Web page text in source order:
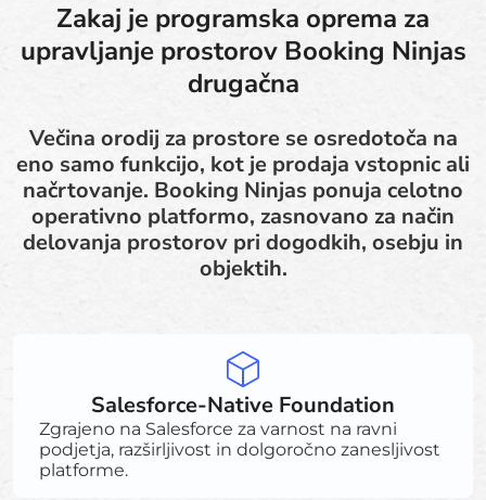
Zakaj je programska oprema za
upravljanje prostorov Booking Ninjas
drugačna
Večina orodij za prostore se osredotoča na
eno samo funkcijo, kot je prodaja vstopnic ali
načrtovanje. Booking Ninjas ponuja celotno
operativno platformo, zasnovano za način
delovanja prostorov pri dogodkih, osebju in
objektih.
Salesforce-Native Foundation
Zgrajeno na Salesforce za varnost na ravni
podjetja, razširljivost in dolgoročno zanesljivost
platforme.